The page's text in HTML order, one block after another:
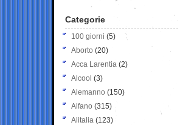
Categorie
100 giorni (5)
Aborto (20)
Acca Larentia (2)
Alcool (3)
Alemanno (150)
Alfano (315)
Alitalia (123)